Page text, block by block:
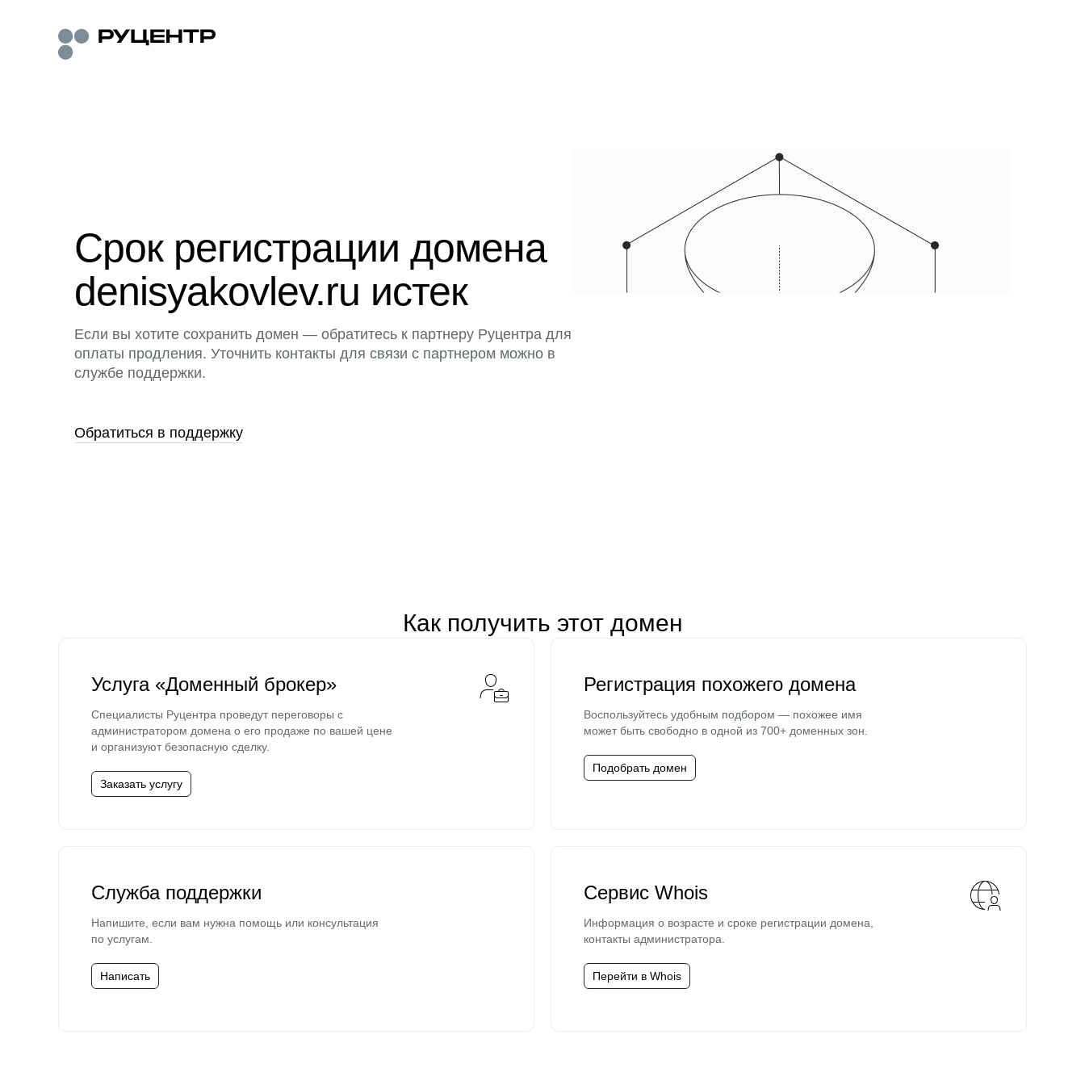
Срок регистрации домена
denisyakovlev.ru истек
Если вы хотите сохранить домен — обратитесь к партнеру Руцентра для
оплаты продления. Уточнить контакты для связи с партнером можно в
службе поддержки.
Обратиться в поддержку
Как получить этот домен
Услуга «Доменный брокер»
Специалисты Руцентра проведут переговоры с
администратором домена о его продаже по вашей цене
и организуют безопасную сделку.
Заказать услугу
Регистрация похожего домена
Воспользуйтесь удобным подбором — похожее имя
может быть свободно в одной из 700+ доменных зон.
Подобрать домен
Служба поддержки
Напишите, если вам нужна помощь или консультация
по услугам.
Написать
Сервис Whois
Информация о возрасте и сроке регистрации домена,
контакты администратора.
Перейти в Whois